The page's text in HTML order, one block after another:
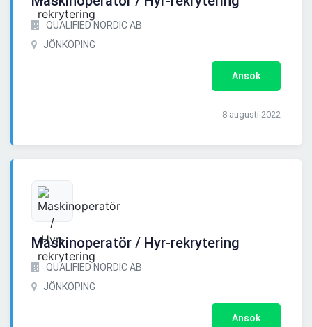
QUALIFIED NORDIC AB
JÖNKÖPING
Ansök
8 augusti 2022
Maskinoperatör / Hyr-rekrytering
QUALIFIED NORDIC AB
JÖNKÖPING
Ansök